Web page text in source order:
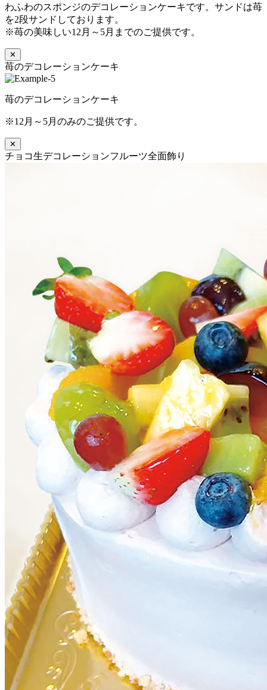
わふわのスポンジのデコレーションケーキです。サンドは苺
を2段サンドしております。
※苺の美味しい12月～5月までのご提供です。
✕
苺のデコレーションケーキ
苺のデコレーションケーキ
※12月～5月のみのご提供です。
✕
チョコ生デコレーションフルーツ全面飾り